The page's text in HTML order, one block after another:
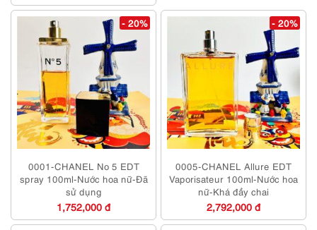
- 20%
0001-CHANEL No 5 EDT
spray 100ml-Nước hoa nữ-Đã
sử dụng
1,752,000 đ
- 20%
0005-CHANEL Allure EDT
Vaporisateur 100ml-Nước hoa
nữ-Khá đầy chai
2,792,000 đ